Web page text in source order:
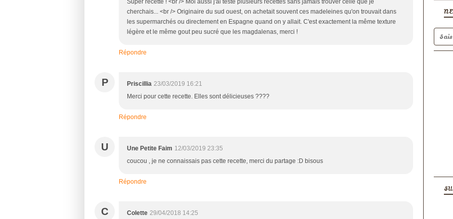
cherchais... <br /> Originaire du sud ouest, on achetait souvent ces madeleines qu'on trouvait dans
les supermarchés ou directement en Espagne quand on y allait. C'est exactement la même texture
légère et le même gout peu sucré que les magdalenas, merci !
Répondre
P Priscillia 23/03/2019 16:21
Merci pour cette recette. Elles sont délicieuses ????
Répondre
U Une Petite Faim 12/03/2019 23:35
coucou , je ne connaissais pas cette recette, merci du partage :D bisous
Répondre
C Colette 29/04/2018 14:25